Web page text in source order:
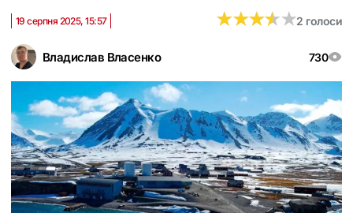
Владислав Власенко 730
19 серпня 2025, 15:57 ★★★★★
★★★★★2 голоси